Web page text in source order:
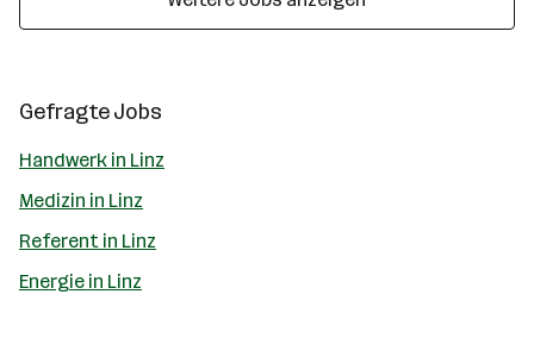
Gefragte Jobs
Handwerk in Linz
Medizin in Linz
Referent in Linz
Energie in Linz